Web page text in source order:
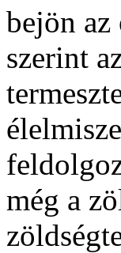
bejön az
szerint
még a